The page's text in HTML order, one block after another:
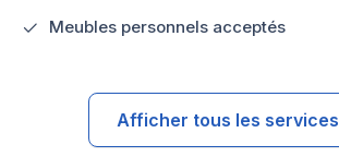
Meubles personnels acceptés
Afficher tous les services